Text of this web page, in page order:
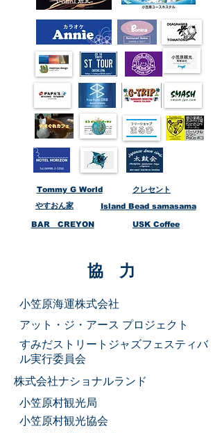
Tommy G World
​クレセント
​やすおん家
​Island Bead samasama
​BAR CREYON ​USK Coffee
​協 力
​小笠原海運株式会社
​アット・ジ・アース プロジェクト
すみだストリートジャズフェスティバ
ル実行委員会
株式会社ナショナルランド
​小笠原村観光局
​小笠原村観光協会